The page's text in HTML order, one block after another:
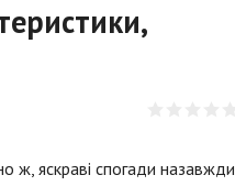
ж, яскраві спогади назавжди